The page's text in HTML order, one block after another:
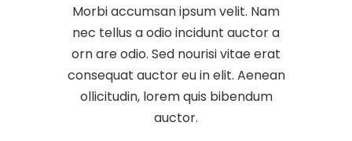
Morbi accumsan ipsum velit. Nam
nec tellus a odio incidunt auctor a
orn are odio. Sed nourisi vitae erat
consequat auctor eu in elit. Aenean
ollicitudin, lorem quis bibendum
auctor.